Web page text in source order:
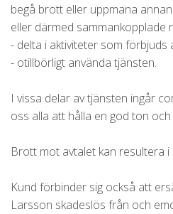
begå brott eller uppmana
eller därmed sammankopplade
- delta i aktiviteter som förbjuds
- otillbörligt använda tjänsten.
I vissa delar av tjänsten ingår
oss alla att hålla en god ton
Brott mot avtalet kan resultera i
Kund förbinder sig också att
Larsson skadeslös från och